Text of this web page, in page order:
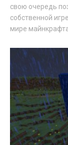
свою очередь
собственной
мире